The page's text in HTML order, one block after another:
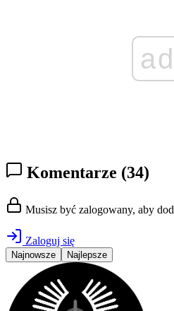
ad
Komentarze (34)
Musisz być zalogowany, aby
Zaloguj się
Najnowsze Najlepsze